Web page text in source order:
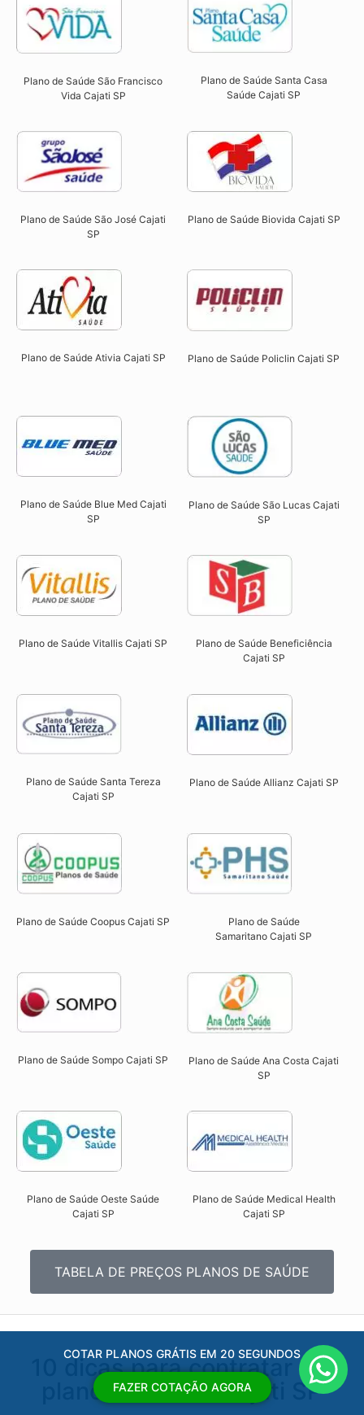
Plano de Saúde São Francisco
Vida Cajati SP​
Plano de Saúde Santa Casa
Saúde Cajati SP​
Plano de Saúde São José Cajati
SP​
Plano de Saúde Biovida Cajati SP​
Plano de Saúde Ativia Cajati SP​ Plano de Saúde Policlin Cajati SP​
Plano de Saúde Blue Med Cajati
SP​
Plano de Saúde São Lucas Cajati
SP​
Plano de Saúde Vitallis Cajati SP​
Plano de Saúde Beneficiência
Cajati SP​
Plano de Saúde Santa Tereza
Cajati SP​
Plano de Saúde Allianz Cajati SP​
Plano de Saúde Coopus Cajati SP​
Plano de Saúde
SamaritanoCajati SP
Plano de Saúde Sompo Cajati SP​
Plano de Saúde Ana Costa Cajati
SP​
Plano de Saúde Oeste Saúde
Cajati SP​
Plano de Saúde Medical Health
Cajati SP​
TABELA DE PREÇOS PLANOS DE SAÚDE
10 dicas para contratar um
plano de saúde Cajati SP
COTAR PLANOS GRÁTIS EM 20 SEGUNDOS
FAZER COTAÇÃO AGORA